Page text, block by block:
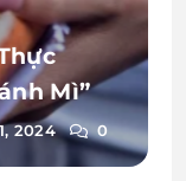
Mì”
2024 0